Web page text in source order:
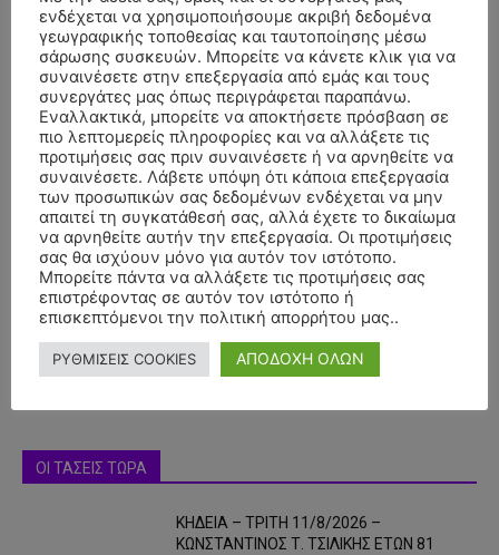
- Advertisment -
ΟΙ ΤΑΣΕΙΣ ΤΩΡΑ
ΚΗΔΕΙΑ – ΤΡΙΤΗ 11/8/2026 –
ΚΩΝΣΤΑΝΤΙΝΟΣ Τ. ΤΣΙΛΙΚΗΣ ΕΤΩΝ 81
ενδέχεται να χρησιμοποιήσουμε ακριβή δεδομένα
γεωγραφικής τοποθεσίας και ταυτοποίησης μέσω
σάρωσης συσκευών. Μπορείτε να κάνετε κλικ για να
συναινέσετε στην επεξεργασία από εμάς και τους
συνεργάτες μας όπως περιγράφεται παραπάνω.
Εναλλακτικά, μπορείτε να αποκτήσετε πρόσβαση σε
πιο λεπτομερείς πληροφορίες και να αλλάξετε τις
προτιμήσεις σας πριν συναινέσετε ή να αρνηθείτε να
συναινέσετε. Λάβετε υπόψη ότι κάποια επεξεργασία
των προσωπικών σας δεδομένων ενδέχεται να μην
απαιτεί τη συγκατάθεσή σας, αλλά έχετε το δικαίωμα
να αρνηθείτε αυτήν την επεξεργασία. Οι προτιμήσεις
σας θα ισχύουν μόνο για αυτόν τον ιστότοπο.
Μπορείτε πάντα να αλλάξετε τις προτιμήσεις σας
επιστρέφοντας σε αυτόν τον ιστότοπο ή
επισκεπτόμενοι την πολιτική απορρήτου μας..
ΡΥΘΜΙΣΕΙΣ COOKIES ΑΠΟΔΟΧΗ ΟΛΩΝ